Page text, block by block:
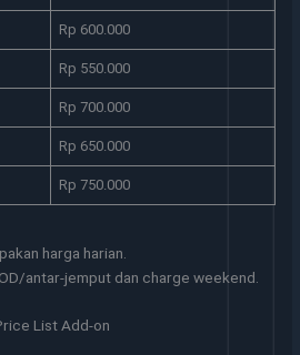
Rp 600.000
Rp 550.000
Rp 700.000
Rp 650.000
Rp 750.000
harga harian.
antar-jemput dan charge weekend.
List Add-on